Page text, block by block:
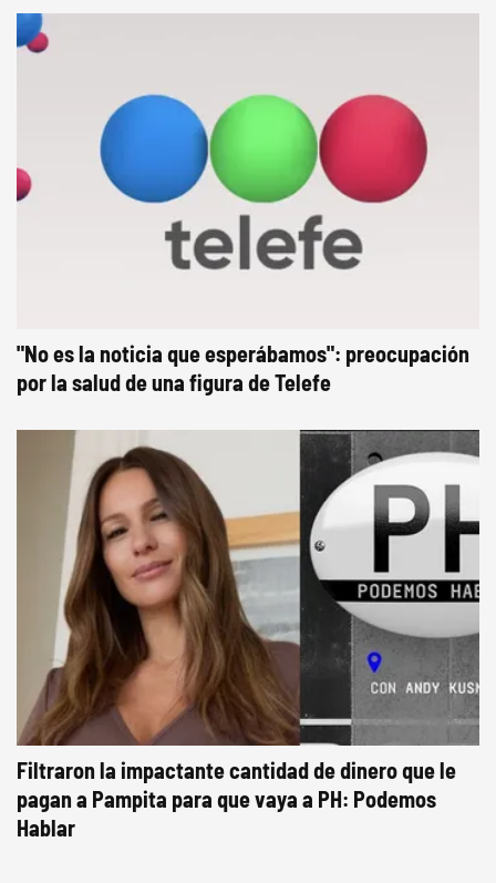
"No es la noticia que esperábamos": preocupación
por la salud de una figura de Telefe
Filtraron la impactante cantidad de dinero que le
pagan a Pampita para que vaya a PH: Podemos
Hablar